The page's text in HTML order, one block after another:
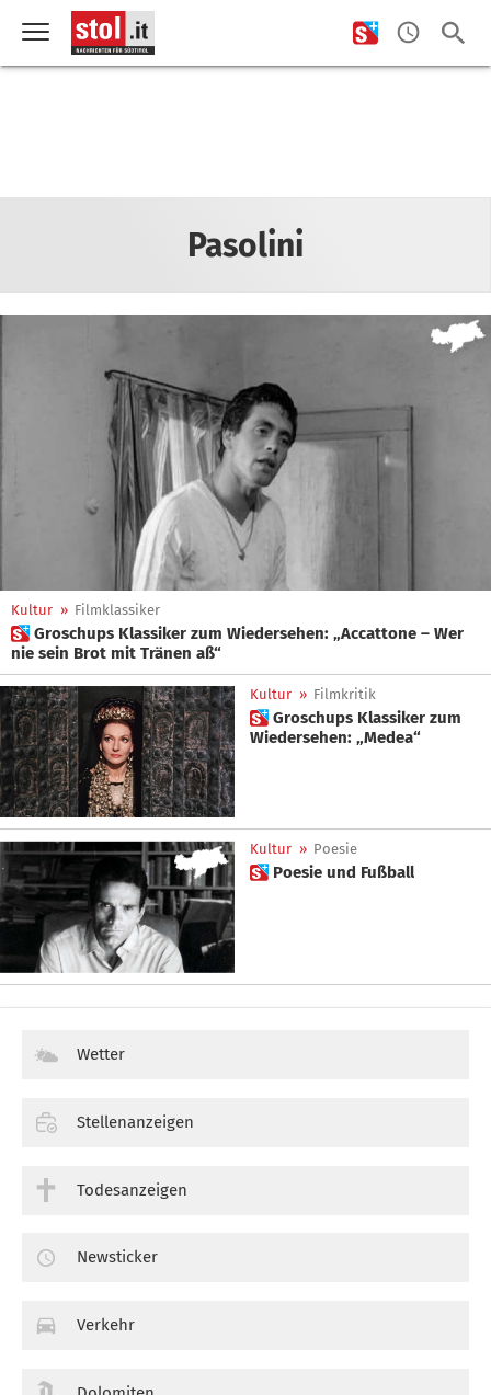
Pasolini
Kultur » Filmklassiker
 Groschups Klassiker zum Wiedersehen: „Accattone – Wer
nie sein Brot mit Tränen aß“
Kultur » Filmkritik
 Groschups Klassiker zum
Wiedersehen: „Medea“
Kultur » Poesie
 Poesie und Fußball
Wetter
Stellenanzeigen
Todesanzeigen
Newsticker
Verkehr